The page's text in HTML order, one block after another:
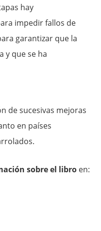
hay
impedir fallos de
garantizar que la
y que se ha
de sucesivas mejoras
en países
sobre el libro en: